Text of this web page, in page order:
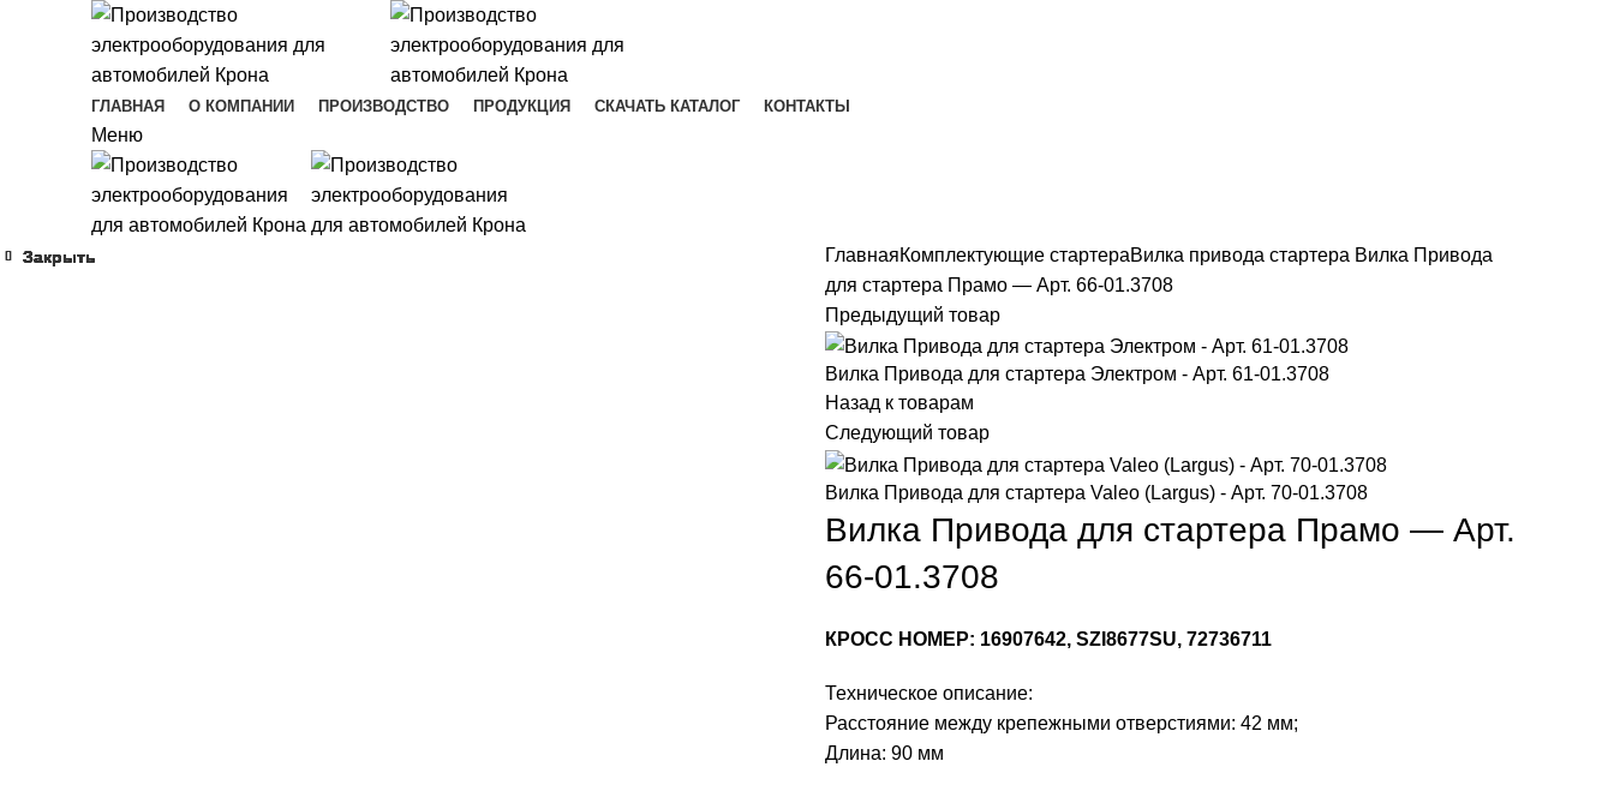
ГЛАВНАЯ О КОМПАНИИ ПРОИЗВОДСТВО ПРОДУКЦИЯ СКАЧАТЬ КАТАЛОГ КОНТАКТЫ
Меню
ГлавнаяКомплектующие стартераВилка привода стартера Вилка Привода
для стартера Прамо — Арт. 66-01.3708
Предыдущий товар
Вилка Привода для стартера Электром - Арт. 61-01.3708
Назад к товарам
Следующий товар
Вилка Привода для стартера Valeo (Largus) - Арт. 70-01.3708
Вилка Привода для стартера Прамо — Арт.
66-01.3708
КРОСС НОМЕР: 16907642, SZI8677SU, 72736711
Техническое описание:
Расстояние между крепежными отверстиями: 42 мм;
Длина: 90 мм
Закрыть
Закрыть
Закрыть
Закрыть
Закрыть
Закрыть
Закрыть
Закрыть